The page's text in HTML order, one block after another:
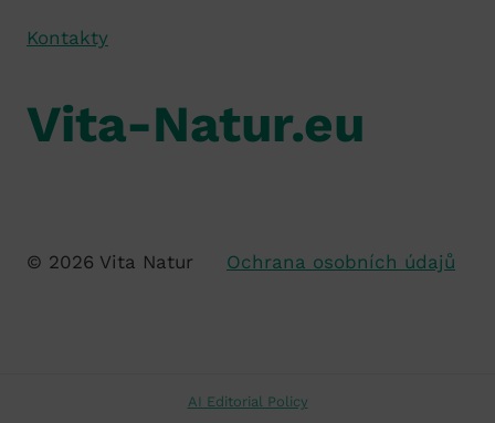
Kontakty
Vita-Natur.eu
© 2026 Vita Natur Ochrana osobních údajů
AI Editorial Policy